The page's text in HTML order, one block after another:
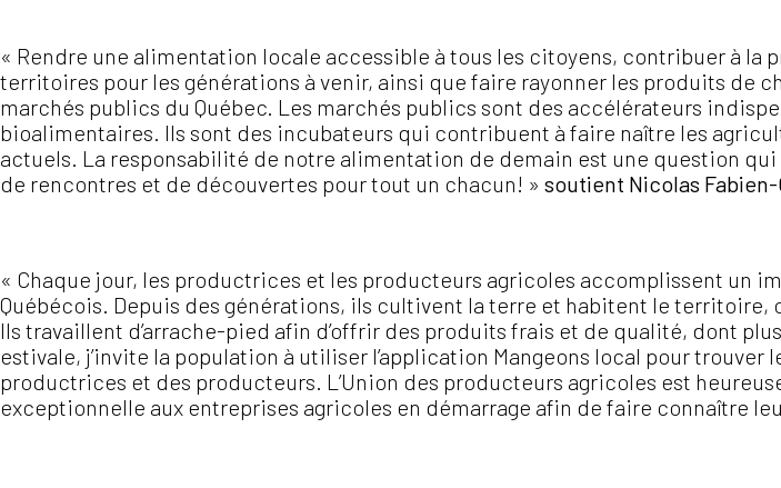
« Rendre une alimentation locale accessible à tous les citoyens, contribuer à
territoires pour les générations à venir, ainsi que faire rayonner les produits de
marchés publics du Québec. Les marchés publics sont des accélérateurs
bioalimentaires. Ils sont des incubateurs qui contribuent à faire naître les
actuels. La responsabilité de notre alimentation de demain est une question
de rencontres et de découvertes pour tout un chacun! » soutient Nicolas
« Chaque jour, les productrices et les producteurs agricoles accomplissent un
Québécois. Depuis des générations, ils cultivent la terre et habitent le
Ils travaillent d’arrache-pied afin d’offrir des produits frais et de qualité, dont
estivale, j’invite la population à utiliser l’application Mangeons local pour
productrices et des producteurs. L’Union des producteurs agricoles est
exceptionnelle aux entreprises agricoles en démarrage afin de faire connaître